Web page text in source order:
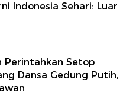
Indonesia Sehari: Luar
Perintahkan Setop
Dansa Gedung Putih,